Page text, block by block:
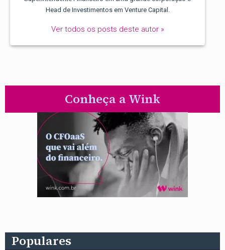
Head de Investimentos em Venture Capital.
Ver todos os posts deste autor »
Conheça a Wink
Populares